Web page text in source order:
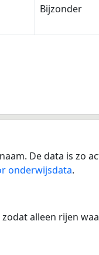
Bijzonder
De data is zo
onderwijsdata.
alleen rijen